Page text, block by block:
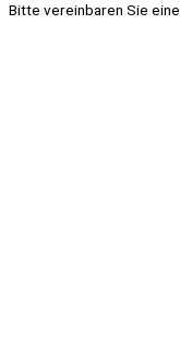
Bitte vereinbaren Sie